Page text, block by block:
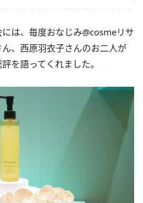
は、毎度おなじみ@cosmeリサ
、西原羽衣子さんのお二人が
を語ってくれました。